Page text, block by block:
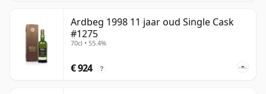
Ardbeg 1998 11 jaar oud Single Cask
#1275
70cl • 55.4%
€ 924 ?